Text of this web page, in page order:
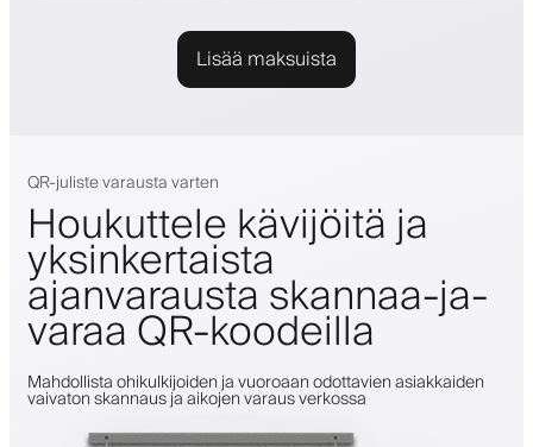
Lisää maksuista
QR-juliste varausta varten
Houkuttele kävijöitä ja
yksinkertaista
ajanvarausta skannaa-ja-
varaa QR-koodeilla
Mahdollista ohikulkijoiden ja vuoroaan odottavien asiakkaiden
vaivaton skannaus ja aikojen varaus verkossa